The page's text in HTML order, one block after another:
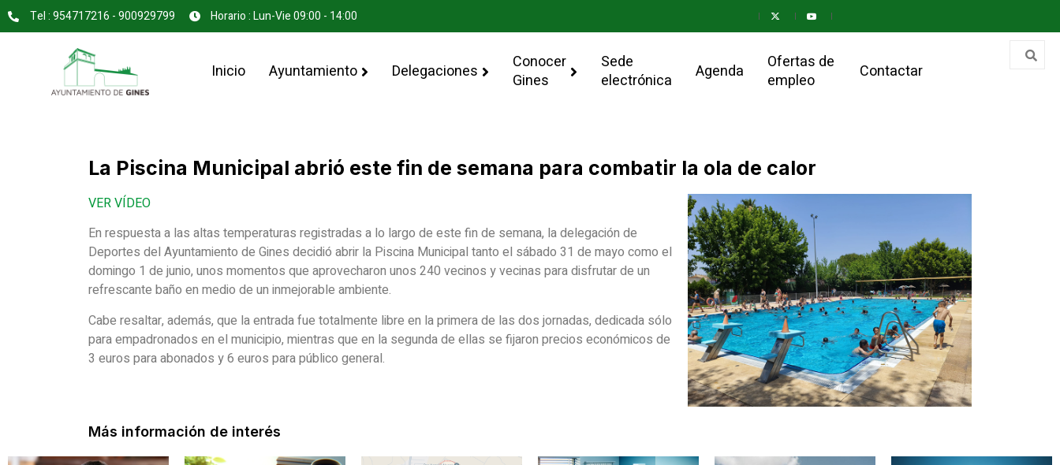
Tel : 954717216 - 900929799 Horario : Lun-Vie 09:00 - 14:00
Inicio Ayuntamiento Delegaciones
Conocer
Gines
Sede
electrónica
Agenda
Ofertas de
empleo
Contactar
La Piscina Municipal abrió este fin de semana para combatir la ola de calor
VER VÍDEO
En respuesta a las altas temperaturas registradas a lo largo de este fin de semana, la delegación de
Deportes del Ayuntamiento de Gines decidió abrir la Piscina Municipal tanto el sábado 31 de mayo como el
domingo 1 de junio, unos momentos que aprovecharon unos 240 vecinos y vecinas para disfrutar de un
refrescante baño en medio de un inmejorable ambiente.
Cabe resaltar, además, que la entrada fue totalmente libre en la primera de las dos jornadas, dedicada sólo
para empadronados en el municipio, mientras que en la segunda de ellas se fijaron precios económicos de
3 euros para abonados y 6 euros para público general.
Más información de interés